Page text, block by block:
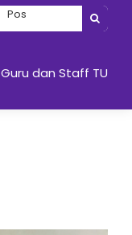
Guru dan Staff TU